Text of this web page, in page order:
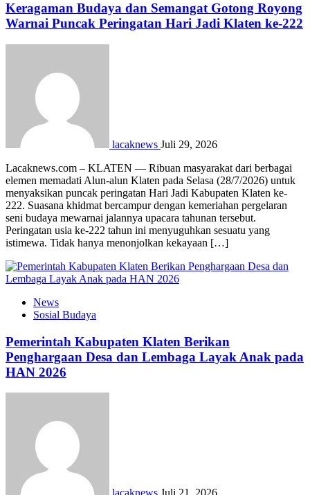
Keragaman Budaya dan Semangat Gotong Royong
Warnai Puncak Peringatan Hari Jadi Klaten ke-222
lacaknews Juli 29, 2026
Lacaknews.com – KLATEN — Ribuan masyarakat dari berbagai
elemen memadati Alun-alun Klaten pada Selasa (28/7/2026) untuk
menyaksikan puncak peringatan Hari Jadi Kabupaten Klaten ke-
222. Suasana khidmat bercampur dengan kemeriahan pergelaran
seni budaya mewarnai jalannya upacara tahunan tersebut.
Peringatan usia ke-222 tahun ini menyuguhkan sesuatu yang
istimewa. Tidak hanya menonjolkan kekayaan […]
News
Sosial Budaya
Pemerintah Kabupaten Klaten Berikan
Penghargaan Desa dan Lembaga Layak Anak pada
HAN 2026